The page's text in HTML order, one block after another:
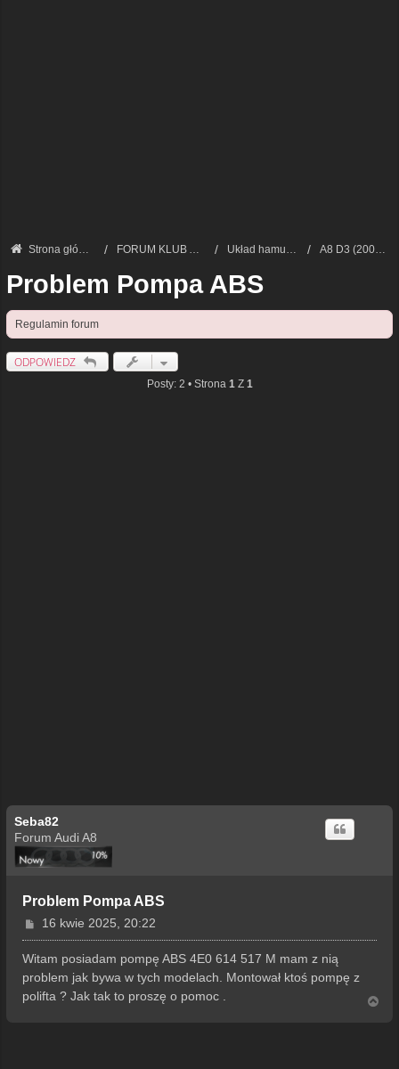
Strona główna FORUM KLUB AUDI A8 - FORUM TECHNICZNE Układ hamulcowy A8 D3 (2002 - 2009)
Problem Pompa ABS
Regulamin forum
ODPOWIEDZ
Posty: 2 • Strona 1Z 1
Seba82
Forum Audi A8
Problem Pompa ABS
P
o
s
16 kwie 2025, 20:22
Witam posiadam pompę ABS 4E0 614 517 M mam z nią
problem jak bywa w tych modelach. Montował ktoś pompę z
polifta ? Jak tak to proszę o pomoc .